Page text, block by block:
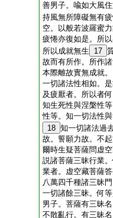
善男子。喩如大風
持風無所障礙無有
空。以般若波羅蜜
疲惓亦復如是。所
所以成就無生
17
故而有所作。所作
本際離故實無成就
一切諸法性相如。
及疲厭者。所以者
知生死性與涅槃性
性等。知一切法性
18 知一切諸法過
故。誓願力故。不
爾時生疑菩薩問虚
説諸菩薩三昧行業
業者。虚空藏菩薩
八萬四千種諸三昧
一切諸餘三昧。何
男子。菩薩有三昧
不散亂行。有三昧